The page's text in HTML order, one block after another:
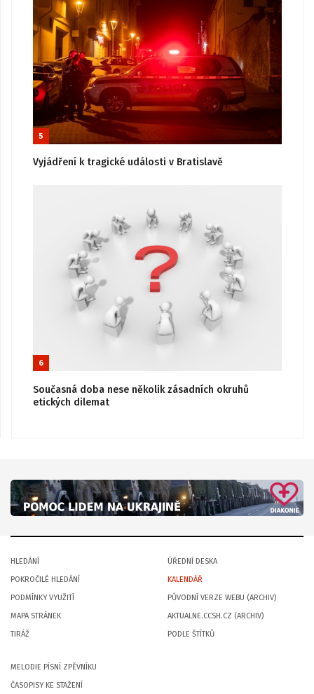
5
Vyjádření k tragické události v Bratislavě
6
Současná doba nese několik zásadních okruhů
etických dilemat
HLEDÁNÍ
POKROČILÉ HLEDÁNÍ
PODMÍNKY VYUŽITÍ
MAPA STRÁNEK
TIRÁŽ
ÚŘEDNÍ DESKA
KALENDÁŘ
PŮVODNÍ VERZE WEBU (ARCHIV)
AKTUALNE.CCSH.CZ (ARCHIV)
PODLE ŠTÍTKŮ
MELODIE PÍSNÍ ZPĚVNÍKU
ČASOPISY KE STAŽENÍ